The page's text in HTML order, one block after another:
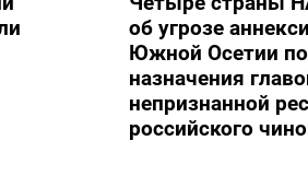
об угрозе
Южной Осетии
назначения
непризнанной
российского